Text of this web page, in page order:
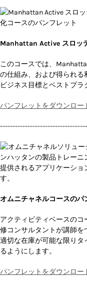
Manhattan Active スロッ
このコースでは、
の仕組み、および得られる
ビジネス目標とベストプラ
パンフレットをダウンロー
オムニチャネルコースのパ
アクティビティベースの
修コンサルタントが講師を
適切な在庫が可能な限り
るようにします。
パンフレットをダウンロー